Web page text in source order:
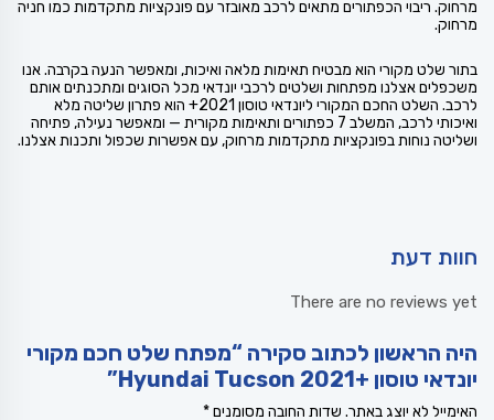
מרחוק. ריבוי הכפתורים מתאים לרכב מאובזר עם פונקציות מתקדמות כמו חניה
מרחוק.
בתור שלט מקורי הוא מבטיח תאימות מלאה ואיכות, ומאפשר הנעה בקרבה. אנו
משכפלים אצלנו מפתחות ושלטים לרכבי יונדאי מכל הסוגים ומתכנתים אותם
לרכב. השלט החכם המקורי ליונדאי טוסון 2021+ הוא פתרון שליטה מלא
ואיכותי לרכב, המשלב 7 כפתורים ותאימות מקורית — ומאפשר נעילה, פתיחה
ושליטה נוחות בפונקציות מתקדמות מרחוק, עם אפשרות שכפול ותכנות אצלנו.
חוות דעת
There are no reviews yet
היה הראשון לכתוב סקירה “מפתח שלט חכם מקורי
יונדאי טוסון +Hyundai Tucson 2021”
האימייל לא יוצג באתר. שדות החובה מסומנים*